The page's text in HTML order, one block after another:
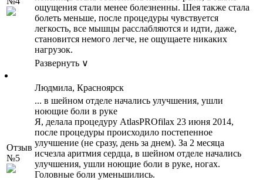
ощущения стали менее болезненны. Шея также стала
болеть меньше, после процедуры чувствуется
легкость, все мышцы расслабляются и идти, даже,
становится немого легче, не ощущаете никаких
нагрузок.
Развернуть ∨
Отзыв
№5
Людмила, Красноярск
... в шейном отделе начались улучшения, ушли
ноющие боли в руке
Я, делала процедуру AtlasPROfilax 23 июня 2014,
после процедуры происходило постепенное
улучшение (не сразу, день за днем). За 2 месяца
исчезла аритмия сердца, в шейном отделе начались
улучшения, ушли ноющие боли в руке, ногах.
Головные боли уменьшились.